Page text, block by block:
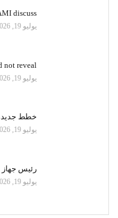
discuss…
يوليو 19, 2026
reveal…
يوليو 19, 2026
خطط
يوليو 19, 2026
رئيس جهاز
يوليو 19, 2026